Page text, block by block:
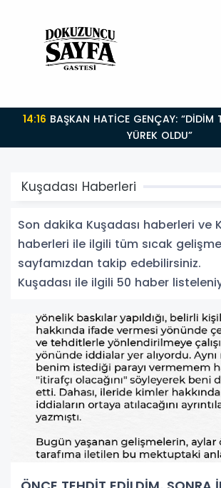
16:45DİDİM BELEDİYESİ AKBÜK'TE YOL YAPIM
ÇALIŞMALARINI
Kuşadası Haberleri
Son dakika Kuşadası haberleri ve
haberleri ile ilgili tüm sıcak
sayfamızdan takip edebilirsiniz.
Kuşadası ile ilgili 50 haber